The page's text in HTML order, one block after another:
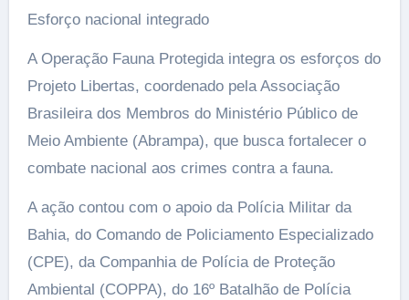
Esforço nacional integrado
A Operação Fauna Protegida integra os esforços do
Projeto Libertas, coordenado pela Associação
Brasileira dos Membros do Ministério Público de
Meio Ambiente (Abrampa), que busca fortalecer o
combate nacional aos crimes contra a fauna.
A ação contou com o apoio da Polícia Militar da
Bahia, do Comando de Policiamento Especializado
(CPE), da Companhia de Polícia de Proteção
Ambiental (COPPA), do 16º Batalhão de Polícia